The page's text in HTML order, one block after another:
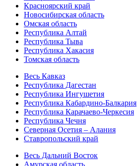
Красноярский край
Новосибирская область
Омская область
Республика Алтай
Республика Тыва
Республика Хакасия
Томская область
Весь Кавказ
Республика Дагестан
Республика Ингушетия
Республика Кабардино-Балкария
Республика Карачаево-Черкесия
Республика Чечня
Северная Осетия – Алания
Ставропольский край
Весь Дальний Восток
Амурская область